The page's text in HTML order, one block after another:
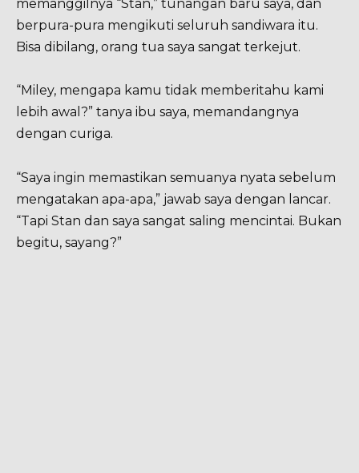
memanggilnya “Stan,” tunangan baru saya, dan
berpura-pura mengikuti seluruh sandiwara itu.
Bisa dibilang, orang tua saya sangat terkejut.
“Miley, mengapa kamu tidak memberitahu kami
lebih awal?” tanya ibu saya, memandangnya
dengan curiga.
“Saya ingin memastikan semuanya nyata sebelum
mengatakan apa-apa,” jawab saya dengan lancar.
“Tapi Stan dan saya sangat saling mencintai. Bukan
begitu, sayang?”